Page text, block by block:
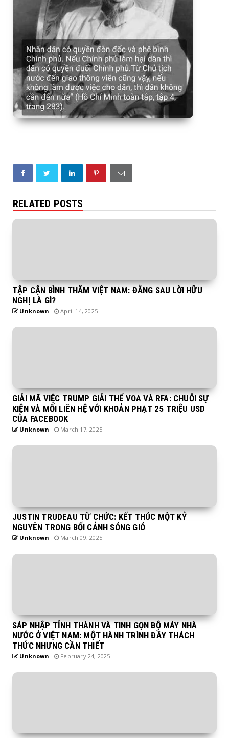
RELATED POSTS
TẬP CẬN BÌNH THĂM VIỆT NAM: ĐẰNG SAU LỜI HỮU
NGHỊ LÀ GÌ?
Unknown April 14, 2025
GIẢI MÃ VIỆC TRUMP GIẢI THỂ VOA VÀ RFA: CHUỖI SỰ
KIỆN VÀ MỐI LIÊN HỆ VỚI KHOẢN PHẠT 25 TRIỆU USD
CỦA FACEBOOK
Unknown March 17, 2025
JUSTIN TRUDEAU TỪ CHỨC: KẾT THÚC MỘT KỶ
NGUYÊN TRONG BỐI CẢNH SÓNG GIÓ
Unknown March 09, 2025
SÁP NHẬP TỈNH THÀNH VÀ TINH GỌN BỘ MÁY NHÀ
NƯỚC Ở VIỆT NAM: MỘT HÀNH TRÌNH ĐẦY THÁCH
THỨC NHƯNG CẦN THIẾT
Unknown February 24, 2025